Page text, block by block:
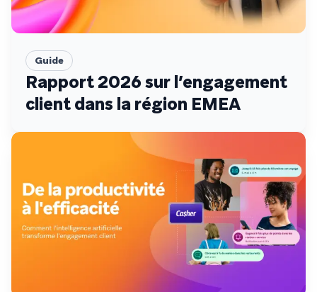
Guide
Rapport 2026 sur l’engagement
client dans la région EMEA